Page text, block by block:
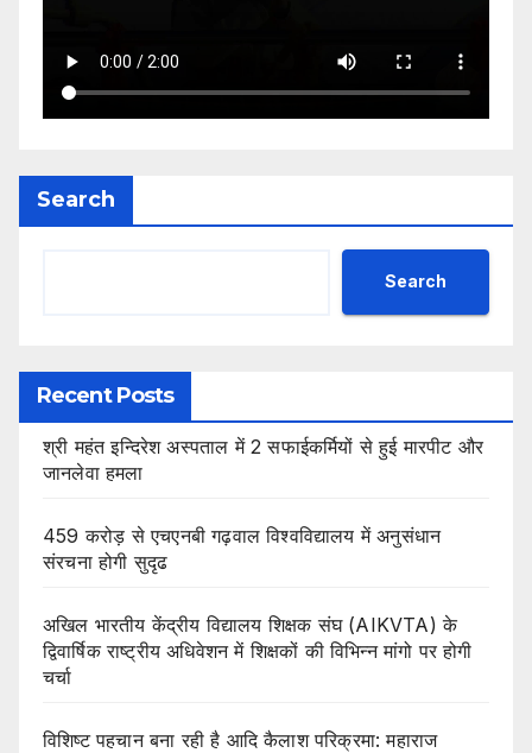
Search
Search
Recent Posts
श्री महंत इन्दिरेश अस्पताल में 2 सफाईकर्मियों से हुई मारपीट और
जानलेवा हमला
459 करोड़ से एचएनबी गढ़वाल विश्वविद्यालय में अनुसंधान
संरचना होगी सुदृढ
अखिल भारतीय केंद्रीय विद्यालय शिक्षक संघ (AIKVTA) के
द्विवार्षिक राष्ट्रीय अधिवेशन में शिक्षकों की विभिन्न मांगो पर होगी
चर्चा
विशिष्ट पहचान बना रही है आदि कैलाश परिक्रमा: महाराज